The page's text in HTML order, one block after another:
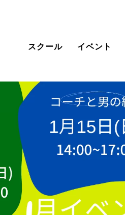
スクール
スクール情報
スクール時間割
キッズ・ジュニア
コーチ紹介
無料体験レッスン
イベント